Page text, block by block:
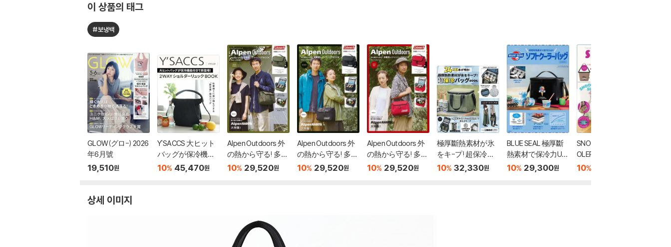
이 상품의 태그
#보냉백
GLOW(グロ-) 2026
年6月號
19,510원
Y'SACCS 大ヒット
バッグが保冷機能
付きで新登場！ 2W
10% 45,470원
Alpen Outdoors 外
の熱から守る! 多機
能レジャ-バッグB
10% 29,520원
Alpen Outdoors 外
の熱から守る! 多機
能レジャ-バッグB
10% 29,520원
Alpen Outdoors 外
の熱から守る! 多機
能レジャ-バッグB
10% 29,520원
極厚斷熱素材が氷
をキ-プ! 超保冷バ
ッグBOOK
10% 32,330원
BLUE SEAL 極厚斷
熱素材で保冷力UP!
ソフトク-ラ-バッ
10% 29,300원
SNOOPY 2WAY CO
OLER BAG BOOK
10%
상세 이미지